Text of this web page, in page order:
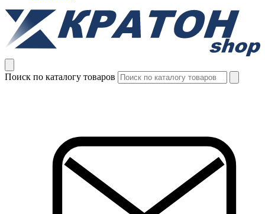
Поиск по каталогу товаров